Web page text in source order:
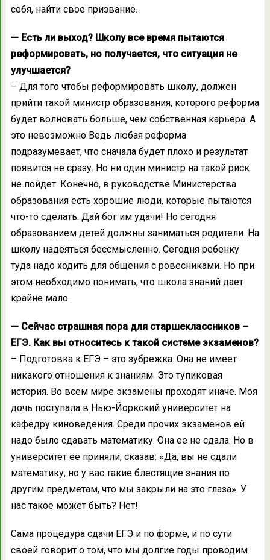
себя, найти свое призвание.
— Есть ли выход? Школу все время пытаются
реформировать, но получается, что ситуация не
улучшается?
– Для того чтобы реформировать школу, должен
прийти такой министр образования, которого реформа
будет волновать больше, чем собственная карьера. А
это невозможно Ведь любая реформа
подразумевает, что сначала будет плохо и результат
появится не сразу. Но ни один министр на такой риск
не пойдет. Конечно, в руководстве Министерства
образования есть хорошие люди, которые пытаются
что-то сделать. Дай бог им удачи! Но сегодня
образованием детей должны заниматься родители. На
школу надеяться бессмысленно. Сегодня ребенку
туда надо ходить для общения с ровесниками. Но при
этом необходимо понимать, что школа знаний дает
крайне мало.
— Сейчас страшная пора для старшеклассников –
ЕГЭ. Как вы относитесь к такой системе экзаменов?
– Подготовка к ЕГЭ – это зубрежка. Она не имеет
никакого отношения к знаниям. Это тупиковая
история. Во всем мире экзамены проходят иначе. Моя
дочь поступала в Нью-Йоркский университет на
кафедру киноведения. Среди прочих экзаменов ей
надо было сдавать математику. Она ее не сдала. Но в
университет ее приняли, сказав: «Да, вы не сдали
математику, но у вас такие блестящие знания по
другим предметам, что мы закрыли на это глаза». У
нас такое может быть? Нет!
Сама процедура сдачи ЕГЭ и по форме, и по сути
своей говорит о том, что мы долгие годы проводим